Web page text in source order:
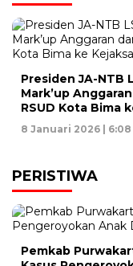
Presiden JA-NTB
Mark’up
RSUD Kota Bima
8 Januari 2026 | 6:08
PERISTIWA
Pemkab